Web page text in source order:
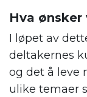
Hva
I løpet av
deltakernes
og det å leve
ulike temaer